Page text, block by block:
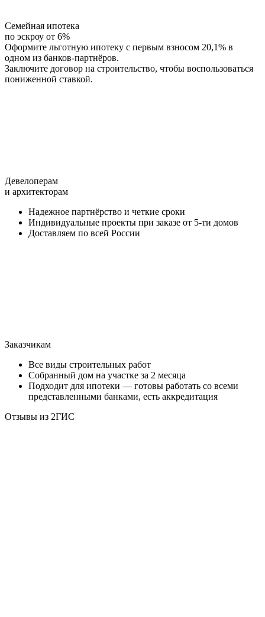
Семейная ипотека
по эскроу от 6%
Оформите льготную ипотеку с первым взносом 20,1% в
одном из банков-партнёров.
Заключите договор на строительство, чтобы воспользоваться
пониженной ставкой.
Девелоперам
и архитекторам
Надежное партнёрство и четкие сроки
Индивидуальные проекты при заказе от 5-ти домов
Доставляем по всей России
Заказчикам
Все виды строительных работ
Собранный дом на участке за 2 месяца
Подходит для ипотеки — готовы работать со всеми
представленными банками, есть аккредитация
Отзывы из 2ГИС